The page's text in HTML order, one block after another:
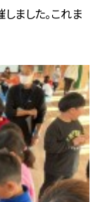
ました。これま